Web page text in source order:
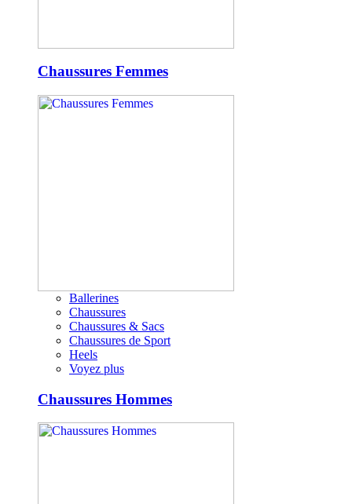
Chaussures Femmes
Ballerines
Chaussures
Chaussures & Sacs
Chaussures de Sport
Heels
Voyez plus
Chaussures Hommes